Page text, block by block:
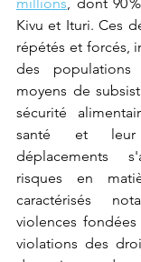
Kivu et Ituri. Ces
répétés et forcés,
des
moyens de
sécurité
santé et leur
déplacements
risques en
caractérisés
violences
violations des